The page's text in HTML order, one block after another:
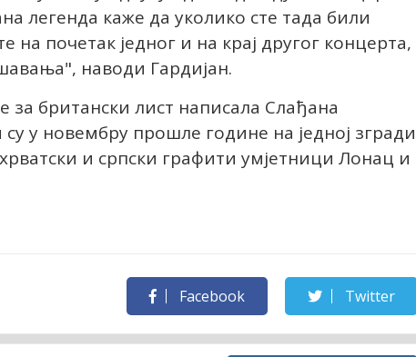
легенда каже да уколико сте тада били
почетак једног и на крај другог концерта,
наводи Гардијан.
за британски лист написала Слађана
у новембру прошле године на једној згради
и српски графити умјетници Лонац и
Facebook Twitter